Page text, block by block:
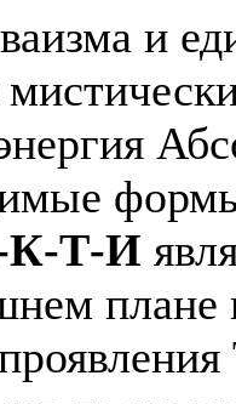
и
Т-И